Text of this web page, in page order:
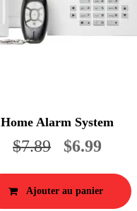
Home Alarm System
$7.89
Le
était :
$6.99
actuel
est :
Ajouter au panier